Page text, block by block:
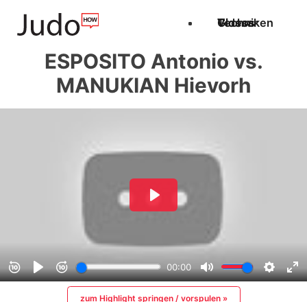
Techniken
Videos
Glossar
ESPOSITO Antonio vs.
MANUKIAN Hievorh
zum Highlight springen / vorspulen »